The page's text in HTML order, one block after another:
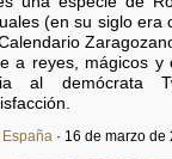
(en su siglo era
a reyes, mágicos y
al demócrata
España · 16 de marzo de